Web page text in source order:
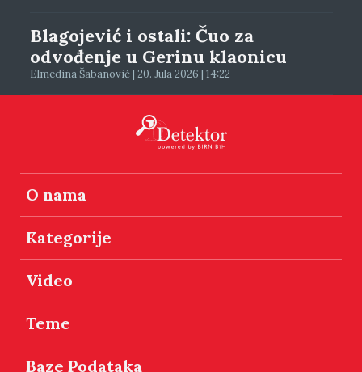
Blagojević i ostali: Čuo za
odvođenje u Gerinu klaonicu
Elmedina Šabanović | 20. Jula 2026 | 14:22
O nama
Kategorije
Video
Teme
Baze Podataka